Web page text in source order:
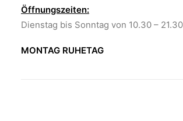
Öffnungszeiten:
Dienstag bis Sonntag von 10.30 –
MONTAG RUHETAG